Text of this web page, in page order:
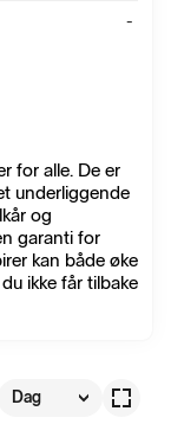
-
for alle. De er
underliggende
og
garanti for
kan både øke
ikke får tilbake
Dag